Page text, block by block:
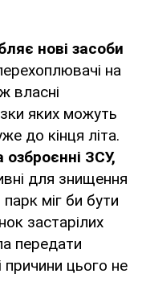
нові засоби
на
власні
яких можуть
до кінця літа.
озброєнні ЗСУ,
для знищення
міг би бути
застарілих
передати
причини цього не